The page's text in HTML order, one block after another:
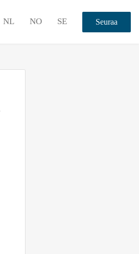
NL NO SE Seuraa